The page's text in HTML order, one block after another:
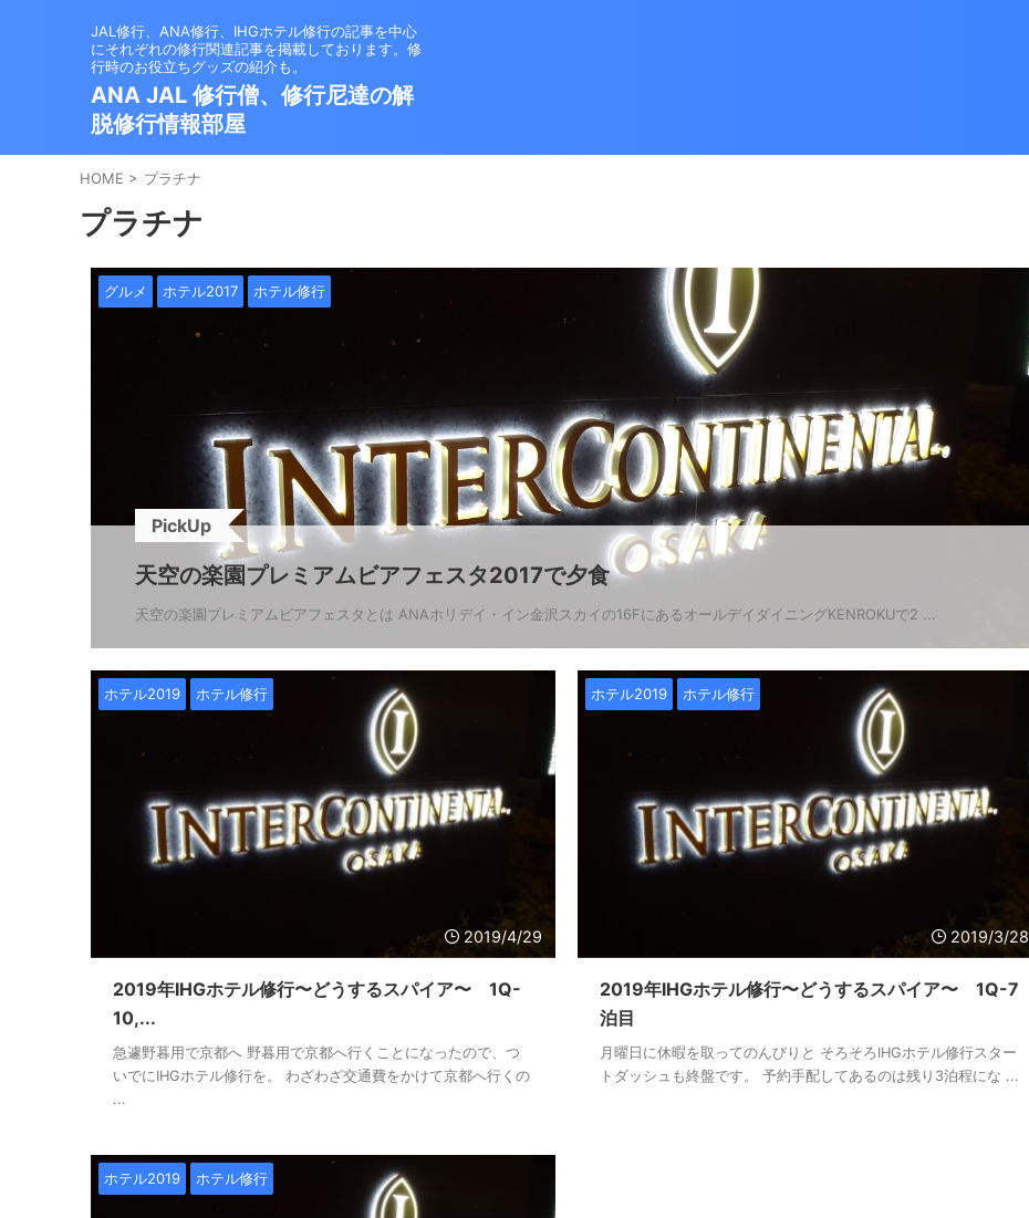
JAL修行、ANA修行、IHGホテル修行の記事を中心
にそれぞれの修行関連記事を掲載しております。修
行時のお役立ちグッズの紹介も。
ANA JAL 修行僧、修行尼達の解
脱修行情報部屋
HOME > プラチナ
プラチナ
グルメ ホテル2017 ホテル修行
PickUp
天空の楽園プレミアムビアフェスタ2017で夕食
天空の楽園プレミアムビアフェスタとは ANAホリデイ・イン金沢スカイの16FにあるオールデイダイニングKENROKUで2 ...
2019/4/29
ホテル2019 ホテル修行
2019年IHGホテル修行〜どうするスパイア〜 1Q-
10,...
急遽野暮用で京都へ 野暮用で京都へ行くことになったので、つ
いでにIHGホテル修行を。 わざわざ交通費をかけて京都へ行くの
...
2019/3/28
ホテル2019 ホテル修行
2019年IHGホテル修行〜どうするスパイア〜 1Q-7
泊目
月曜日に休暇を取ってのんびりと そろそろIHGホテル修行スター
トダッシュも終盤です。 予約手配してあるのは残り3泊程にな ...
ホテル2019 ホテル修行